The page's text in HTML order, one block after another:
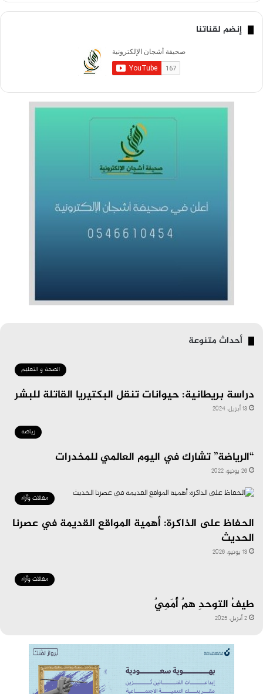
إنضم لقناتنا
أحداث متنوعة
الصحة و التعليم
دراسة بريطانية: حيوانات تنقل البكتيريا القاتلة للبشر
13 أبريل، 2024
رياضة
“الرياضة” تشارك في اليوم العالمي للمخدرات
26 يونيو، 2022
مقالات وآراء
الحفاظ على الذاكرة: أهمية المواقع القديمة في عصرنا
الحديث
13 يونيو، 2026
مقالات وآراء
طيفُ التوحدِ همٌ أُمَمِيٌ
2 أبريل، 2025